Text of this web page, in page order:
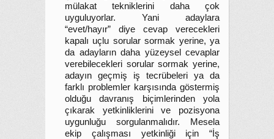
mülakat tekniklerini daha çok
uyguluyorlar. Yani adaylara
“evet/hayır” diye cevap verecekleri
kapalı uçlu sorular sormak yerine, ya
da adayların daha yüzeysel cevaplar
verebilecekleri sorular sormak yerine,
adayın geçmiş iş tecrübeleri ya da
farklı problemler karşısında göstermiş
olduğu davranış biçimlerinden yola
çıkarak yetkinliklerini ve pozisyona
uygunluğu sorgulanmalıdır. Mesela
ekip çalışması yetkinliği için “İş